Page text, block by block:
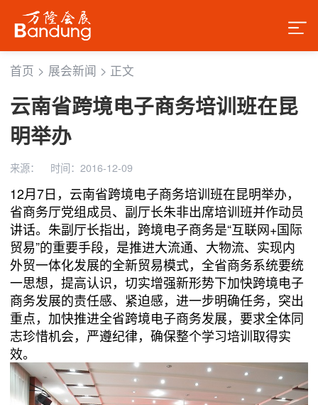
首页 > 展会新闻 > 正文
云南省跨境电子商务培训班在昆
明举办
来源： 时间：2016-12-09
12月7日，云南省跨境电子商务培训班在昆明举办，
省商务厅党组成员、副厅长朱非出席培训班并作动员
讲话。朱副厅长指出，跨境电子商务是“互联网+国际
贸易”的重要手段，是推进大流通、大物流、实现内
外贸一体化发展的全新贸易模式，全省商务系统要统
一思想，提高认识，切实增强新形势下加快跨境电子
商务发展的责任感、紧迫感，进一步明确任务，突出
重点，加快推进全省跨境电子商务发展，要求全体同
志珍惜机会，严遵纪律，确保整个学习培训取得实
效。